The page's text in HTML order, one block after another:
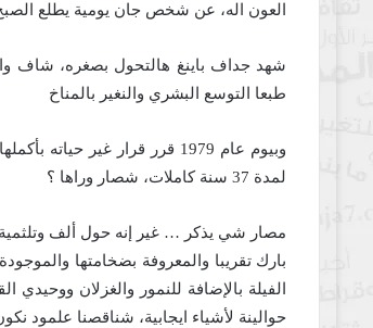
العون اله، عن شخص جان يومية يطلع الصبح من عمر ال16 يكعد كدام صحراء قاحلة
شهد جداف باينغ هالتحول بصغره، شاف
طبعا التوسع البشري والنغير بالمناخ
وبيوم عام 1979 قرر قرار غير حياته بأكملها،
لمدة 37 سنة كاملات،
شصار وراها ؟
مصار شي يذكر … غير إنه حول ألف وتلثمية
بارك تقريبا والمعروفة بضخامتها
الفيلة بالإضافة للنمور والغزلان ووحيدي
حوالينة لأشياء ايجابية، شناقصنا علمود